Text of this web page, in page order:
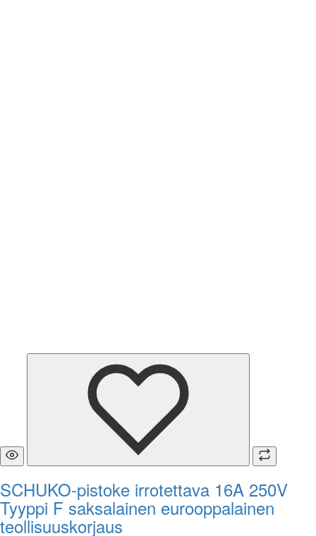
SCHUKO-pistoke irrotettava 16A 250V
Tyyppi F saksalainen eurooppalainen
teollisuuskorjaus